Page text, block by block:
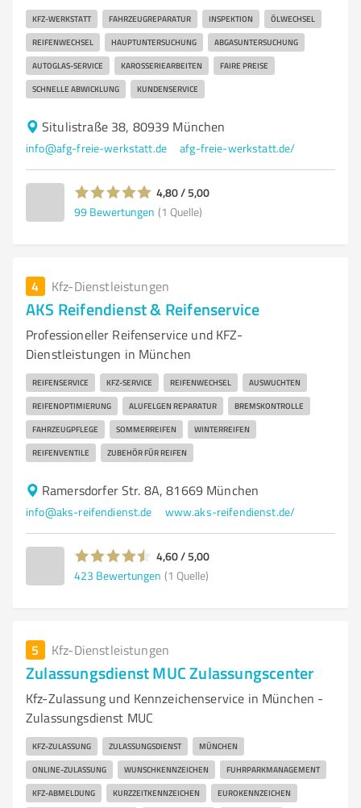
KFZ-WERKSTATT FAHRZEUGREPARATUR INSPEKTION ÖLWECHSEL
REIFENWECHSEL HAUPTUNTERSUCHUNG ABGASUNTERSUCHUNG
AUTOGLAS-SERVICE KAROSSERIEARBEITEN FAIRE PREISE
SCHNELLE ABWICKLUNG KUNDENSERVICE
Situlistraße 38, 80939 München
info@afg-freie-werkstatt.de afg-freie-werkstatt.de/
4,80 / 5,00
99 Bewertungen (1 Quelle)
4 Kfz-Dienstleistungen
AKS Reifendienst & Reifenservice
Professioneller Reifenservice und KFZ-
Dienstleistungen in München
REIFENSERVICE KFZ-SERVICE REIFENWECHSEL AUSWUCHTEN
REIFENOPTIMIERUNG ALUFELGEN REPARATUR BREMSKONTROLLE
FAHRZEUGPFLEGE SOMMERREIFEN WINTERREIFEN
REIFENVENTILE ZUBEHÖR FÜR REIFEN
Ramersdorfer Str. 8A, 81669 München
info@aks-reifendienst.de www.aks-reifendienst.de/
4,60 / 5,00
423 Bewertungen (1 Quelle)
5 Kfz-Dienstleistungen
Zulassungsdienst MUC Zulassungscenter
Kfz-Zulassung und Kennzeichenservice in München -
Zulassungsdienst MUC
KFZ-ZULASSUNG ZULASSUNGSDIENST MÜNCHEN
ONLINE-ZULASSUNG WUNSCHKENNZEICHEN FUHRPARKMANAGEMENT
KFZ-ABMELDUNG KURZZEITKENNZEICHEN EUROKENNZEICHEN